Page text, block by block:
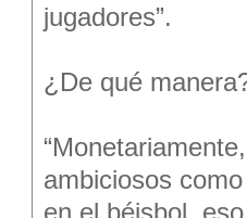
jugadores”.
¿De qué
ambiciosos